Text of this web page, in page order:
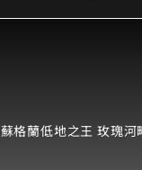
蘇格蘭低地之王 玫瑰